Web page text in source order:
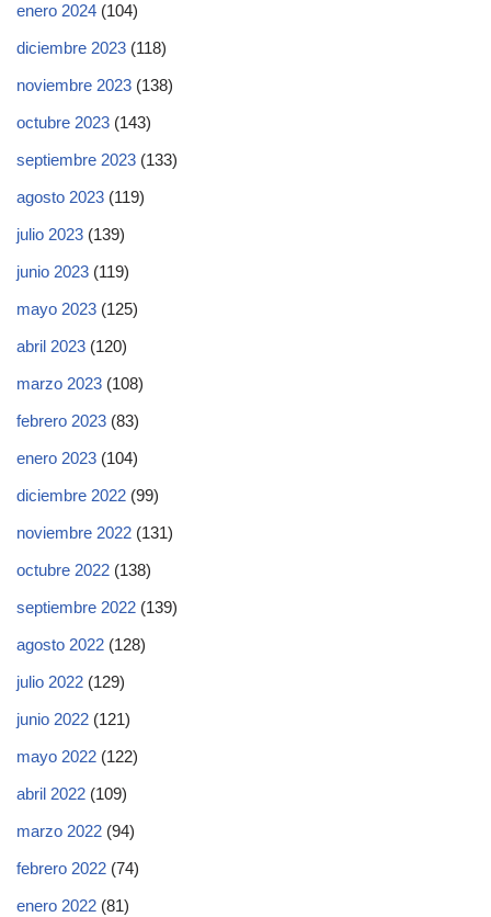
enero 2024 (104)
diciembre 2023 (118)
noviembre 2023 (138)
octubre 2023 (143)
septiembre 2023 (133)
agosto 2023 (119)
julio 2023 (139)
junio 2023 (119)
mayo 2023 (125)
abril 2023 (120)
marzo 2023 (108)
febrero 2023 (83)
enero 2023 (104)
diciembre 2022 (99)
noviembre 2022 (131)
octubre 2022 (138)
septiembre 2022 (139)
agosto 2022 (128)
julio 2022 (129)
junio 2022 (121)
mayo 2022 (122)
abril 2022 (109)
marzo 2022 (94)
febrero 2022 (74)
enero 2022 (81)